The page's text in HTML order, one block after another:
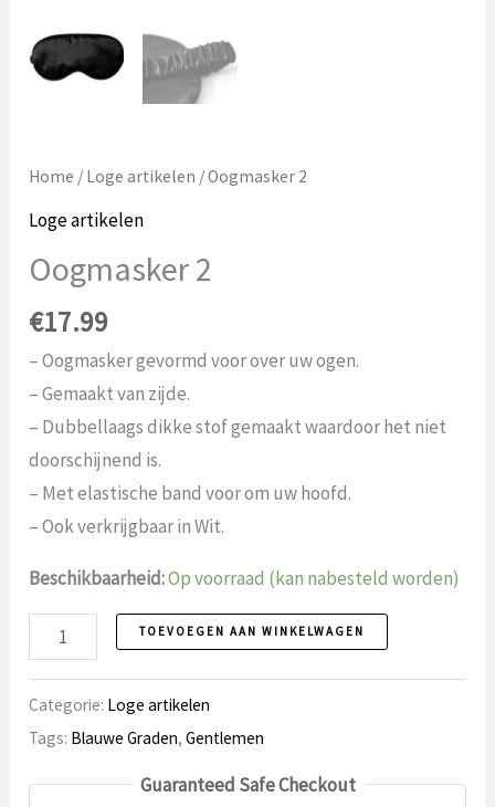
Home / Loge artikelen / Oogmasker 2
Loge artikelen
Oogmasker 2
€17.99
– Oogmasker gevormd voor over uw ogen.
– Gemaakt van zijde.
– Dubbellaags dikke stof gemaakt waardoor het niet
doorschijnend is.
– Met elastische band voor om uw hoofd.
– Ook verkrijgbaar in Wit.
Beschikbaarheid:Op voorraad (kan nabesteld worden)
Oogmasker
2
aantal
TOEVOEGEN AAN WINKELWAGEN
Categorie: Loge artikelen
Tags: Blauwe Graden,Gentlemen
Guaranteed Safe Checkout